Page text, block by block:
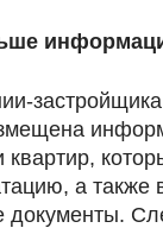
квартир,
а также
документы.